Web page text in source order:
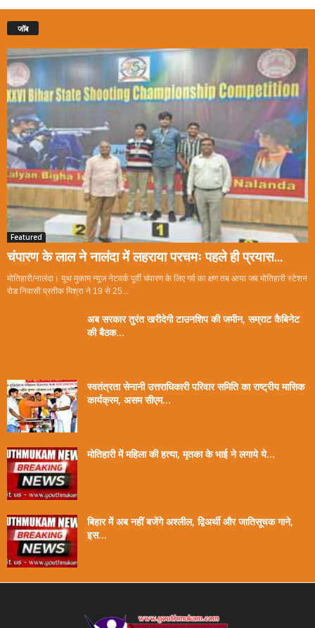
जॉब
Featured
चंपारण के लाल ने नालंदा में लहराया परचमः पहले ही प्रयास...
मोतिहारी/नालंदा। यूथ मुकाम न्यूज नेटवर्क पूर्वी चंपारण के लिए गर्व का क्षण तब आया जब मोतिहारी स्टेशन
रोड निवासी प्रतीक मिश्रा ने 19 से 25...
अब सरकार तुरंत खरीदेगी टाउनशिप की जमीन, सम्राट कैबिनेट
की बैठक...
स्वतंत्रता सेनानी उत्तराधिकारी परिवार समिति का राष्ट्रीय मासिक
कार्यक्रम, असम सीएम...
मोतिहारी में महिला की हत्या, मृतका के भाई ने लगाये ये...
बिहार में अब नहीं बजेंगे अश्लील, द्विअर्थी और जातिसूचक गाने,
इस...